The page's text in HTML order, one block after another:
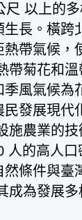
尺 以上的
生長。橫跨
熱帶氣候，
帶菊花和
季風氣候為
民發展現代
施農業的
人的高人
然條件與臺
成為發展